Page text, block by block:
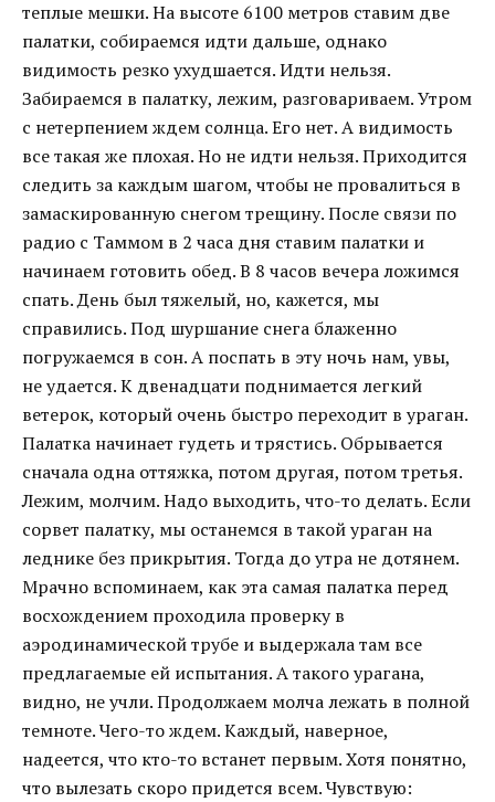
теплые мешки. На высоте 6100 метров ставим две
палатки, собираемся идти дальше, однако
видимость резко ухудшается. Идти нельзя.
Забираемся в палатку, лежим, разговариваем. Утром
с нетерпением ждем солнца. Его нет. А видимость
все такая же плохая. Но не идти нельзя. Приходится
следить за каждым шагом, чтобы не провалиться в
замаскированную снегом трещину. После связи по
радио с Таммом в 2 часа дня ставим палатки и
начинаем готовить обед. В 8 часов вечера ложимся
спать. День был тяжелый, но, кажется, мы
справились. Под шуршание снега блаженно
погружаемся в сон. А поспать в эту ночь нам, увы,
не удается. К двенадцати поднимается легкий
ветерок, который очень быстро переходит в ураган.
Палатка начинает гудеть и трястись. Обрывается
сначала одна оттяжка, потом другая, потом третья.
Лежим, молчим. Надо выходить, что-то делать. Если
сорвет палатку, мы останемся в такой ураган на
леднике без прикрытия. Тогда до утра не дотянем.
Мрачно вспоминаем, как эта самая палатка перед
восхождением проходила проверку в
аэродинамической трубе и выдержала там все
предлагаемые ей испытания. А такого урагана,
видно, не учли. Продолжаем молча лежать в полной
темноте. Чего-то ждем. Каждый, наверное,
надеется, что кто-то встанет первым. Хотя понятно,
что вылезать скоро придется всем. Чувствую: